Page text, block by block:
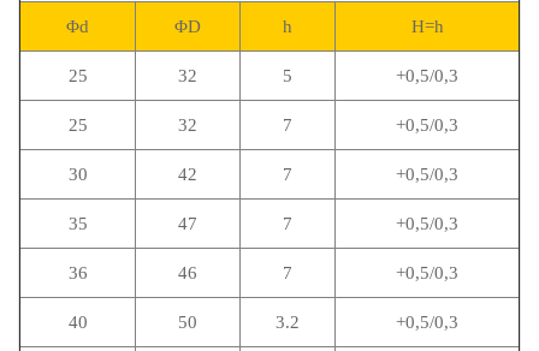
Φd ΦD h H=h
25 32 5 +0,5/0,3
25 32 7 +0,5/0,3
30 42 7 +0,5/0,3
35 47 7 +0,5/0,3
36 46 7 +0,5/0,3
40 50 3.2 +0,5/0,3